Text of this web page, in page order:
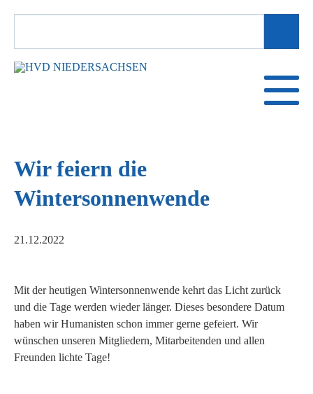
SUCHBEGRIFFE
Wir feiern die
Wintersonnenwende
21.12.2022
Mit der heutigen Wintersonnenwende kehrt das Licht zurück
und die Tage werden wieder länger. Dieses besondere Datum
haben wir Humanisten schon immer gerne gefeiert. Wir
wünschen unseren Mitgliedern, Mitarbeitenden und allen
Freunden lichte Tage!